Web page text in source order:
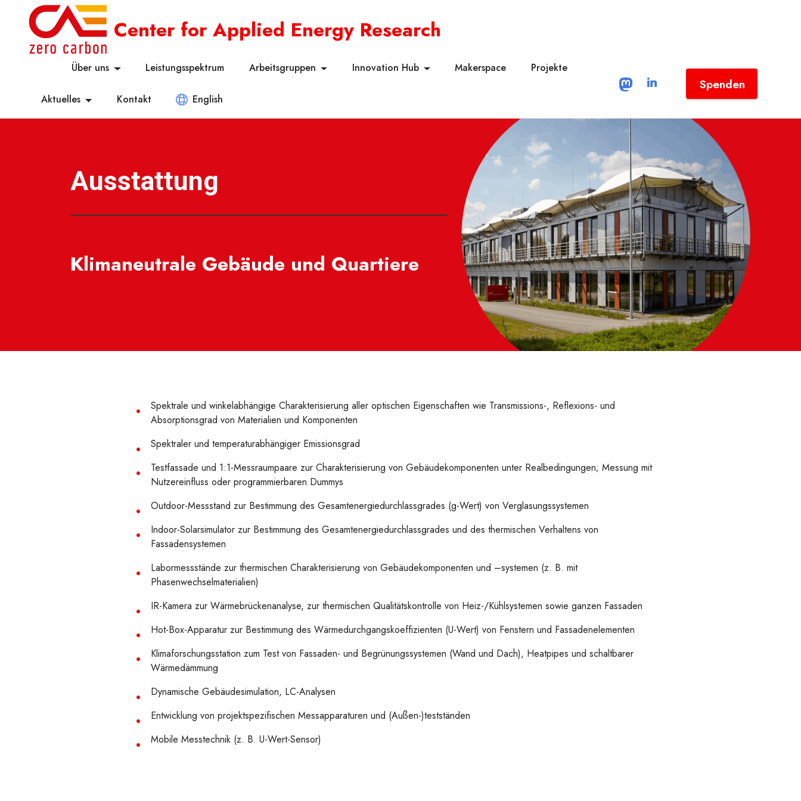
Center for Applied Energy Research
Über uns Leistungsspektrum Arbeitsgruppen Innovation Hub Makerspace Projekte
Aktuelles Kontakt English
Spenden
Ausstattung
Klimaneutrale Gebäude und Quartiere
Spektrale und winkelabhängige Charakterisierung aller optischen Eigenschaften wie Transmissions-, Reflexions- und
Absorptionsgrad von Materialien und Komponenten
Spektraler und temperaturabhängiger Emissionsgrad
Testfassade und 1:1-Messraumpaare zur Charakterisierung von Gebäudekomponenten unter Realbedingungen; Messung mit
Nutzereinfluss oder programmierbaren Dummys
Outdoor-Messstand zur Bestimmung des Gesamtenergiedurchlassgrades (g-Wert) von Verglasungssystemen
Indoor-Solarsimulator zur Bestimmung des Gesamtenergiedurchlassgrades und des thermischen Verhaltens von
Fassadensystemen
Labormessstände zur thermischen Charakterisierung von Gebäudekomponenten und –systemen (z. B. mit
Phasenwechselmaterialien)
IR-Kamera zur Wärmebrückenanalyse, zur thermischen Qualitätskontrolle von Heiz-/Kühlsystemen sowie ganzen Fassaden
Hot-Box-Apparatur zur Bestimmung des Wärmedurchgangskoeffizienten (U-Wert) von Fenstern und Fassadenelementen
Klimaforschungsstation zum Test von Fassaden- und Begrünungssystemen (Wand und Dach), Heatpipes und schaltbarer
Wärmedämmung
Dynamische Gebäudesimulation, LC-Analysen
Entwicklung von projektspezifischen Messapparaturen und (Außen-)testständen
Mobile Messtechnik (z. B. U-Wert-Sensor)